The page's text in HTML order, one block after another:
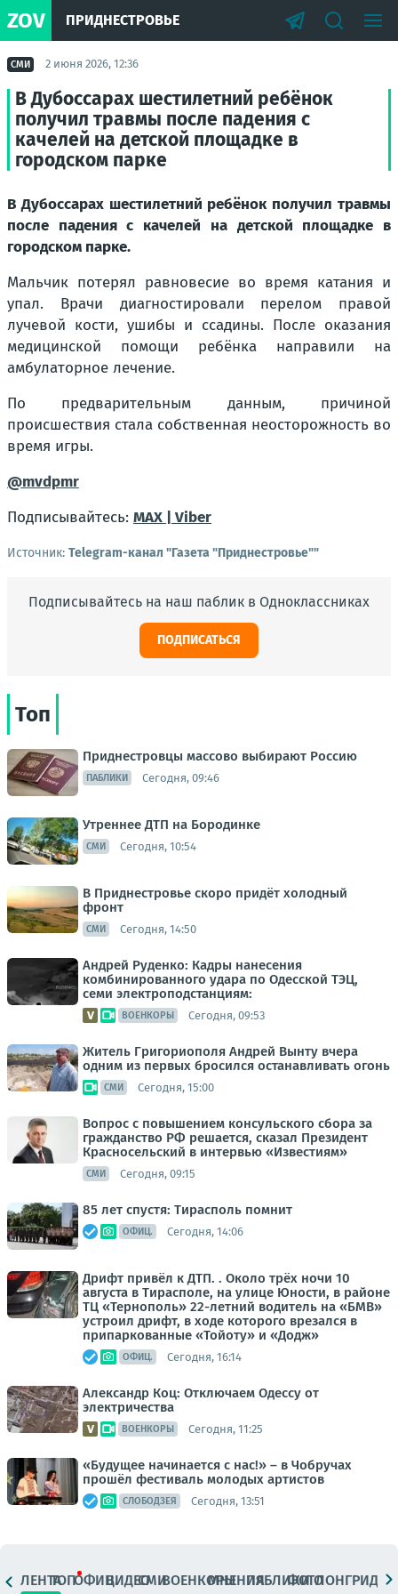
ZOV ПРИДНЕСТРОВЬЕ
СМИ 2 июня 2026, 12:36
В Дубоссарах шестилетний ребёнок
получил травмы после падения с
качелей на детской площадке в
городском парке
В Дубоссарах шестилетний ребёнок получил травмы
после падения с качелей на детской площадке в
городском парке.
Мальчик потерял равновесие во время катания и
упал. Врачи диагностировали перелом правой
лучевой кости, ушибы и ссадины. После оказания
медицинской помощи ребёнка направили на
амбулаторное лечение.
По предварительным данным, причиной
происшествия стала собственная неосторожность во
время игры.
@mvdpmr
Подписывайтесь: MAX | Viber
Источник: Telegram-канал "Газета "Приднестровье""
Подписывайтесь на наш паблик в Одноклассниках
ПОДПИСАТЬСЯ
Топ
Приднестровцы массово выбирают Россию
ПАБЛИКИ Сегодня, 09:46
Утреннее ДТП на Бородинке
СМИ Сегодня, 10:54
В Приднестровье скоро придёт холодный
фронт
СМИ Сегодня, 14:50
Андрей Руденко: Кадры нанесения
комбинированного удара по Одесской ТЭЦ,
семи электроподстанциям:
ВОЕНКОРЫ Сегодня, 09:53
Житель Григориополя Андрей Вынту вчера
одним из первых бросился останавливать огонь
СМИ Сегодня, 15:00
Вопрос с повышением консульского сбора за
гражданство РФ решается, сказал Президент
Красносельский в интервью «Известиям»
СМИ Сегодня, 09:15
85 лет спустя: Тирасполь помнит
ОФИЦ. Сегодня, 14:06
Дрифт привёл к ДТП. . Около трёх ночи 10
августа в Тирасполе, на улице Юности, в районе
ТЦ «Тернополь» 22-летний водитель на «БМВ»
устроил дрифт, в ходе которого врезался в
припаркованные «Тойоту» и «Додж»
ОФИЦ. Сегодня, 16:14
Александр Коц: Отключаем Одессу от
электричества
ВОЕНКОРЫ Сегодня, 11:25
«Будущее начинается с нас!» – в Чобручах
прошёл фестиваль молодых артистов
СЛОБОДЗЕЯ Сегодня, 13:51
ЛЕНТАТОПОФИЦ.ВИДЕОСМИВОЕНКОРЫМНЕНИЯПАБЛИКИ
ФОТОЛОНГРИДЫ